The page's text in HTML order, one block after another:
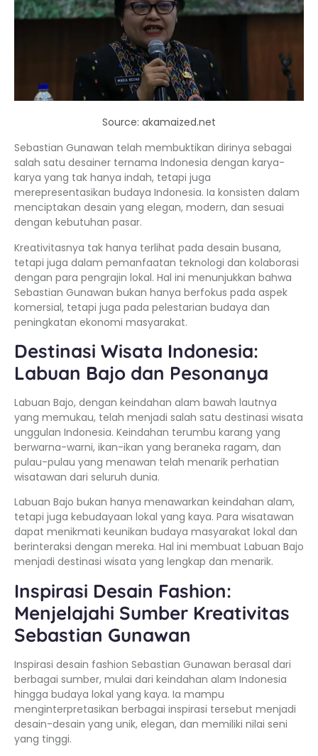
Source: akamaized.net
Sebastian Gunawan telah membuktikan dirinya sebagai
salah satu desainer ternama Indonesia dengan karya-
karya yang tak hanya indah, tetapi juga
merepresentasikan budaya Indonesia. Ia konsisten dalam
menciptakan desain yang elegan, modern, dan sesuai
dengan kebutuhan pasar.
Kreativitasnya tak hanya terlihat pada desain busana,
tetapi juga dalam pemanfaatan teknologi dan kolaborasi
dengan para pengrajin lokal. Hal ini menunjukkan bahwa
Sebastian Gunawan bukan hanya berfokus pada aspek
komersial, tetapi juga pada pelestarian budaya dan
peningkatan ekonomi masyarakat.
Destinasi Wisata Indonesia:
Labuan Bajo dan Pesonanya
Labuan Bajo, dengan keindahan alam bawah lautnya
yang memukau, telah menjadi salah satu destinasi wisata
unggulan Indonesia. Keindahan terumbu karang yang
berwarna-warni, ikan-ikan yang beraneka ragam, dan
pulau-pulau yang menawan telah menarik perhatian
wisatawan dari seluruh dunia.
Labuan Bajo bukan hanya menawarkan keindahan alam,
tetapi juga kebudayaan lokal yang kaya. Para wisatawan
dapat menikmati keunikan budaya masyarakat lokal dan
berinteraksi dengan mereka. Hal ini membuat Labuan Bajo
menjadi destinasi wisata yang lengkap dan menarik.
Inspirasi Desain Fashion:
Menjelajahi Sumber Kreativitas
Sebastian Gunawan
Inspirasi desain fashion Sebastian Gunawan berasal dari
berbagai sumber, mulai dari keindahan alam Indonesia
hingga budaya lokal yang kaya. Ia mampu
menginterpretasikan berbagai inspirasi tersebut menjadi
desain-desain yang unik, elegan, dan memiliki nilai seni
yang tinggi.